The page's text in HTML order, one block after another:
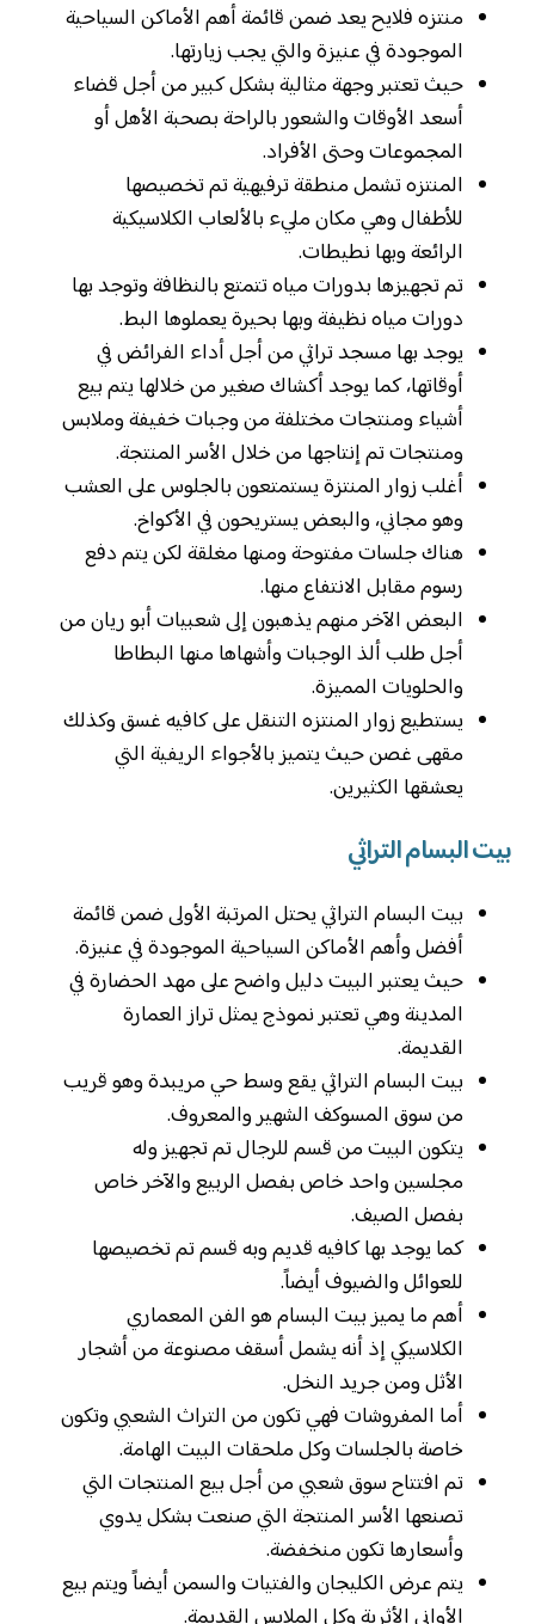
منتزه فلايح يعد ضمن قائمة أهم الأماكن السياحية
الموجودة في عنيزة والتي يجب زيارتها.
حيث تعتبر وجهة مثالية بشكل كبير من أجل قضاء
أسعد الأوقات والشعور بالراحة بصحبة الأهل أو
المجموعات وحتى الأفراد.
المنتزه تشمل منطقة ترفيهية تم تخصيصها
للأطفال وهي مكان مليء بالألعاب الكلاسيكية
الرائعة وبها نطيطات.
تم تجهيزها بدورات مياه تتمتع بالنظافة وتوجد بها
دورات مياه نظيفة وبها بحيرة يعملوها البط.
يوجد بها مسجد تراثي من أجل أداء الفرائض في
أوقاتها، كما يوجد أكشاك صغير من خلالها يتم بيع
أشياء ومنتجات مختلفة من وجبات خفيفة وملابس
ومنتجات تم إنتاجها من خلال الأسر المنتجة.
أغلب زوار المنتزة يستمتعون بالجلوس على العشب
وهو مجاني، والبعض يستريحون في الأكواخ.
هناك جلسات مفتوحة ومنها مغلقة لكن يتم دفع
رسوم مقابل الانتفاع منها.
البعض الآخر منهم يذهبون إلى شعبيات أبو ريان من
أجل طلب ألذ الوجبات وأشهاها منها البطاطا
والحلويات المميزة.
يستطيع زوار المنتزه التنقل على كافيه غسق وكذلك
مقهى غصن حيث يتميز بالأجواء الريفية التي
يعشقها الكثيرين.
بيت البسام التراثي
بيت البسام التراثي يحتل المرتبة الأولى ضمن قائمة
أفضل وأهم الأماكن السياحية الموجودة في عنيزة.
حيث يعتبر البيت دليل واضح على مهد الحضارة في
المدينة وهي تعتبر نموذج يمثل تراز العمارة
القديمة.
بيت البسام التراثي يقع وسط حي مريبدة وهو قريب
من سوق المسوكف الشهير والمعروف.
يتكون البيت من قسم للرجال تم تجهيز وله
مجلسين واحد خاص بفصل الربيع والآخر خاص
بفصل الصيف.
كما يوجد بها كافيه قديم وبه قسم تم تخصيصها
للعوائل والضيوف أيضاً.
أهم ما يميز بيت البسام هو الفن المعماري
الكلاسيكي إذ أنه يشمل أسقف مصنوعة من أشجار
الأثل ومن جريد النخل.
أما المفروشات فهي تكون من التراث الشعبي وتكون
خاصة بالجلسات وكل ملحقات البيت الهامة.
تم افتتاح سوق شعبي من أجل بيع المنتجات التي
تصنعها الأسر المنتجة التي صنعت بشكل يدوي
وأسعارها تكون منخفضة.
يتم عرض الكليجان والفتيات والسمن أيضاً ويتم بيع